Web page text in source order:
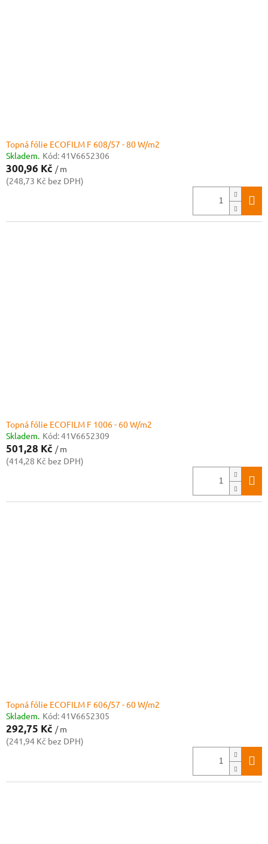
Topná fólie ECOFILM F 608/57 - 80 W/m2
Skladem. Kód:41V6652306
300,96 Kč / m
(248,73 Kč bez DPH)
Topná fólie ECOFILM F 1006 - 60 W/m2
Skladem. Kód:41V6652309
501,28 Kč / m
(414,28 Kč bez DPH)
Topná fólie ECOFILM F 606/57 - 60 W/m2
Skladem. Kód:41V6652305
292,75 Kč / m
(241,94 Kč bez DPH)